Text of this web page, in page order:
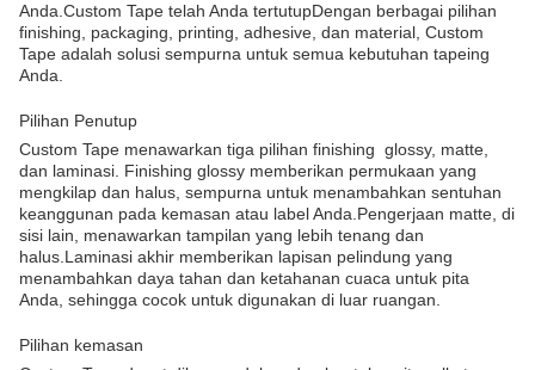
Anda.Custom Tape telah Anda tertutupDengan berbagai pilihan
finishing, packaging, printing, adhesive, dan material, Custom
Tape adalah solusi sempurna untuk semua kebutuhan tapeing
Anda.
Pilihan Penutup
Custom Tape menawarkan tiga pilihan finishing ️ glossy, matte,
dan laminasi. Finishing glossy memberikan permukaan yang
mengkilap dan halus, sempurna untuk menambahkan sentuhan
keanggunan pada kemasan atau label Anda.Pengerjaan matte, di
sisi lain, menawarkan tampilan yang lebih tenang dan
halus.Laminasi akhir memberikan lapisan pelindung yang
menambahkan daya tahan dan ketahanan cuaca untuk pita
Anda, sehingga cocok untuk digunakan di luar ruangan.
Pilihan kemasan